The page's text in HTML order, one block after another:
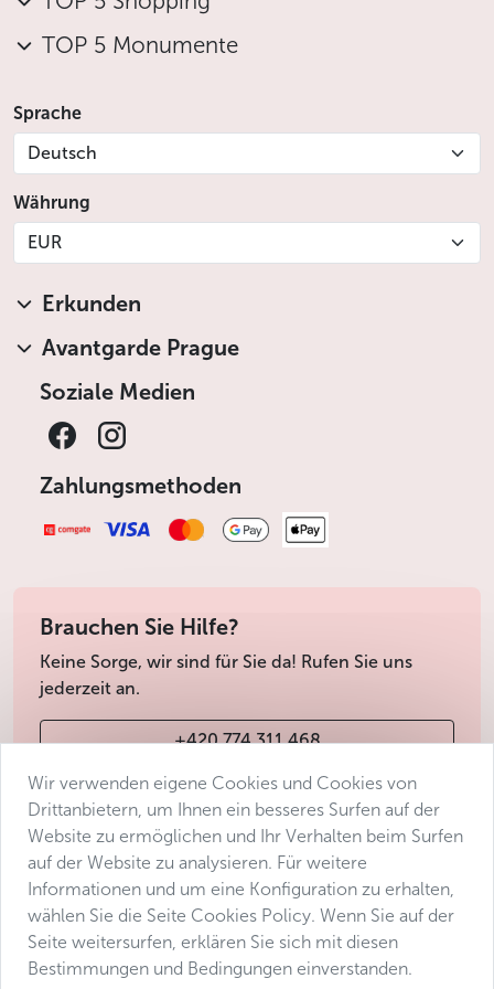
TOP 5 Monumente
Sprache
Deutsch
Währung
EUR
Erkunden
Avantgarde Prague
Soziale Medien
Zahlungsmethoden
Brauchen Sie Hilfe?
Keine Sorge, wir sind für Sie da! Rufen Sie uns
jederzeit an.
+420 774 311 468
info@avantgarde-prague.cz
Geschäftsbedingungen
Datenschutz
Barrierefreiheitserklärung
Manage consent
Wir verwenden eigene Cookies und Cookies von
Drittanbietern, um Ihnen ein besseres Surfen auf der
Website zu ermöglichen und Ihr Verhalten beim Surfen
auf der Website zu analysieren. Für weitere
Informationen und um eine Konfiguration zu erhalten,
wählen Sie die Seite Cookies Policy. Wenn Sie auf der
Seite weitersurfen, erklären Sie sich mit diesen
Bestimmungen und Bedingungen einverstanden.